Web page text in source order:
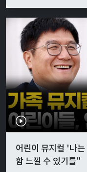
어린이 뮤지컬 '나
함 느낄 수 있기를"